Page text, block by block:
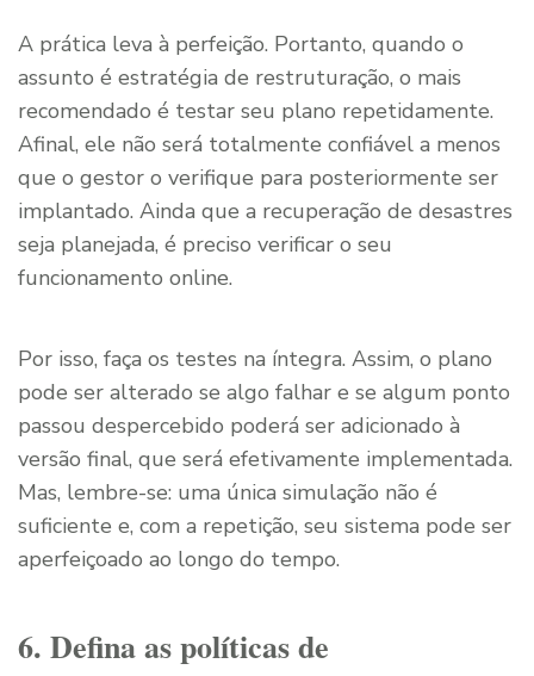
A prática leva à perfeição. Portanto, quando o
assunto é estratégia de restruturação, o mais
recomendado é testar seu plano repetidamente.
Afinal, ele não será totalmente confiável a menos
que o gestor o verifique para posteriormente ser
implantado. Ainda que a recuperação de desastres
seja planejada, é preciso verificar o seu
funcionamento online.
Por isso, faça os testes na íntegra. Assim, o plano
pode ser alterado se algo falhar e se algum ponto
passou despercebido poderá ser adicionado à
versão final, que será efetivamente implementada.
Mas, lembre-se: uma única simulação não é
suficiente e, com a repetição, seu sistema pode ser
aperfeiçoado ao longo do tempo.
6. Defina as políticas de